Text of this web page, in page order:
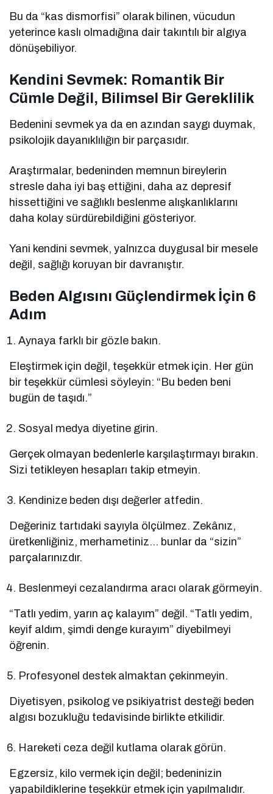
Bu da “kas dismorfisi” olarak bilinen, vücudun
yeterince kaslı olmadığına dair takıntılı bir algıya
dönüşebiliyor.
Kendini Sevmek: Romantik Bir
Cümle Değil, Bilimsel Bir Gereklilik
Bedenini sevmek ya da en azından saygı duymak,
psikolojik dayanıklılığın bir parçasıdır.
Araştırmalar, bedeninden memnun bireylerin
stresle daha iyi baş ettiğini, daha az depresif
hissettiğini ve sağlıklı beslenme alışkanlıklarını
daha kolay sürdürebildiğini gösteriyor.
Yani kendini sevmek, yalnızca duygusal bir mesele
değil, sağlığı koruyan bir davranıştır.
Beden Algısını Güçlendirmek İçin 6
Adım
Aynaya farklı bir gözle bakın.
Eleştirmek için değil, teşekkür etmek için. Her gün
bir teşekkür cümlesi söyleyin: “Bu beden beni
bugün de taşıdı.”
Sosyal medya diyetine girin.
Gerçek olmayan bedenlerle karşılaştırmayı bırakın.
Sizi tetikleyen hesapları takip etmeyin.
Kendinize beden dışı değerler atfedin.
Değeriniz tartıdaki sayıyla ölçülmez. Zekânız,
üretkenliğiniz, merhametiniz… bunlar da “sizin”
parçalarınızdır.
Beslenmeyi cezalandırma aracı olarak görmeyin.
“Tatlı yedim, yarın aç kalayım” değil. “Tatlı yedim,
keyif aldım, şimdi denge kurayım” diyebilmeyi
öğrenin.
Profesyonel destek almaktan çekinmeyin.
Diyetisyen, psikolog ve psikiyatrist desteği beden
algısı bozukluğu tedavisinde birlikte etkilidir.
Hareketi ceza değil kutlama olarak görün.
Egzersiz, kilo vermek için değil; bedeninizin
yapabildiklerine teşekkür etmek için yapılmalıdır.